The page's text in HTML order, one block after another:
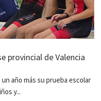
provincial de Valencia
año más su prueba escolar
y...